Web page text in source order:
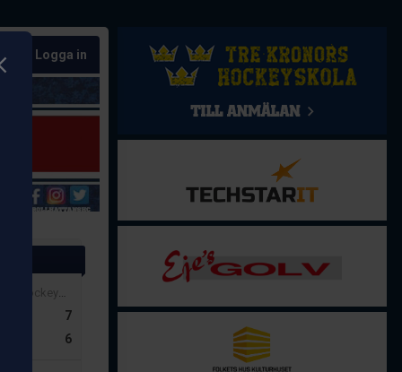
Logga in
| HockeyTrean Herr Syd A Vår
7
6